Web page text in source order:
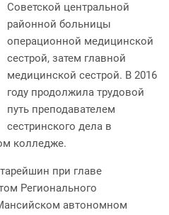
Советской центральной
районной больницы
операционной медицинской
сестрой, затем главной
медицинской сестрой. В 2016
году продолжила трудовой
путь преподавателем
сестринского дела в
колледже.
при главе
Регионального
автономном